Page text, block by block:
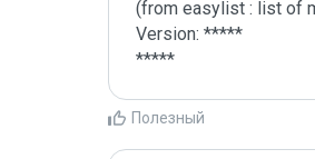
(from easylist : list of
Version: *****
*****
Полезный